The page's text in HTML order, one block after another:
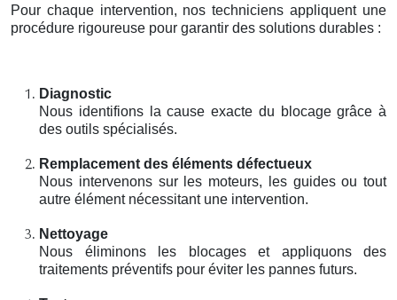
Pour chaque intervention, nos techniciens appliquent une
procédure rigoureuse pour garantir des solutions durables :
Diagnostic
Nous identifions la cause exacte du blocage grâce à
des outils spécialisés.
Remplacement des éléments défectueux
Nous intervenons sur les moteurs, les guides ou tout
autre élément nécessitant une intervention.
Nettoyage
Nous éliminons les blocages et appliquons des
traitements préventifs pour éviter les pannes futurs.